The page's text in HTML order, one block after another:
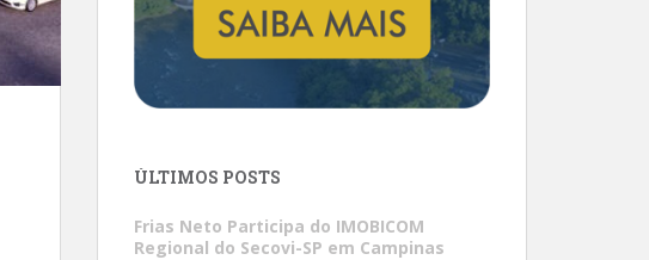
ÚLTIMOS POSTS
Frias Neto Participa do IMOBICOM
Regional do Secovi-SP em Campinas